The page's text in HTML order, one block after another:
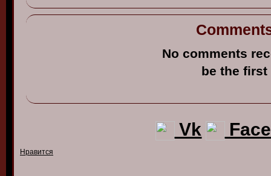
No comments
be the first
Vk
Нравится